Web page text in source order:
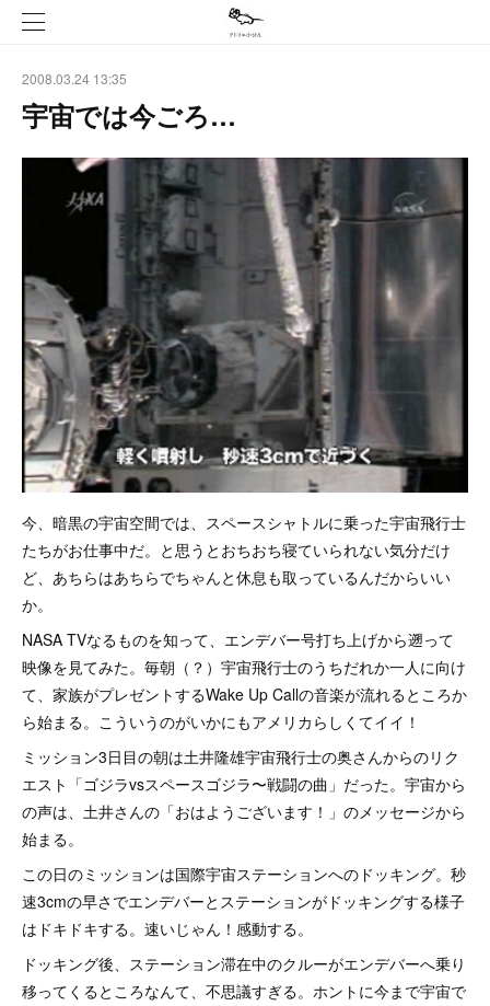
2008.03.24 13:35
宇宙では今ごろ…
今、暗黒の宇宙空間では、スペースシャトルに乗った宇宙飛行士
たちがお仕事中だ。と思うとおちおち寝ていられない気分だけ
ど、あちらはあちらでちゃんと休息も取っているんだからいい
か。
NASA TVなるものを知って、エンデバー号打ち上げから遡って
映像を見てみた。毎朝（？）宇宙飛行士のうちだれか一人に向け
て、家族がプレゼントするWake Up Callの音楽が流れるところか
ら始まる。こういうのがいかにもアメリカらしくてイイ！
ミッション3日目の朝は土井隆雄宇宙飛行士の奥さんからのリク
エスト「ゴジラvsスペースゴジラ〜戦闘の曲」だった。宇宙から
の声は、土井さんの「おはようございます！」のメッセージから
始まる。
この日のミッションは国際宇宙ステーションへのドッキング。秒
速3cmの早さでエンデバーとステーションがドッキングする様子
はドキドキする。速いじゃん！感動する。
ドッキング後、ステーション滞在中のクルーがエンデバーへ乗り
移ってくるところなんて、不思議すぎる。ホントに今まで宇宙で